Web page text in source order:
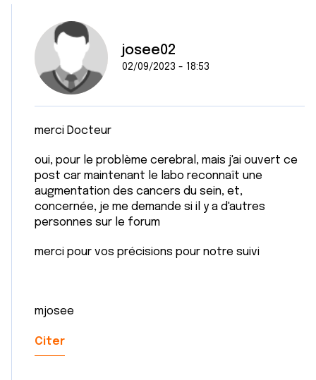
josee02
02/09/2023 - 18:53
merci Docteur
oui, pour le problème cerebral, mais j'ai ouvert ce
post car maintenant le labo reconnaît une
augmentation des cancers du sein, et,
concernée, je me demande si il y a d'autres
personnes sur le forum
merci pour vos précisions pour notre suivi
mjosee
Citer